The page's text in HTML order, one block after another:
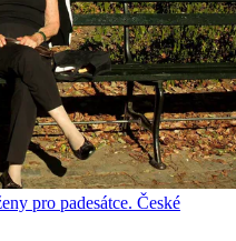
pro padesátce. České